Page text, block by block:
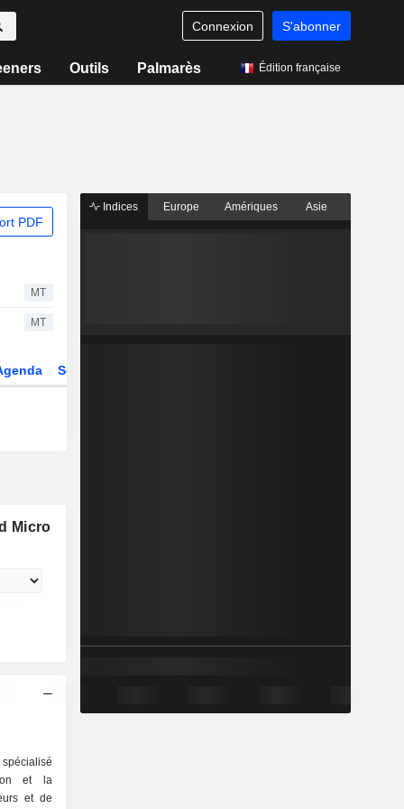
Connexion S'abonner
Outils Palmarès Édition française
PDF
MT
MT
Secteur
Micro
et la
et de
Indices Europe Amériques Asie